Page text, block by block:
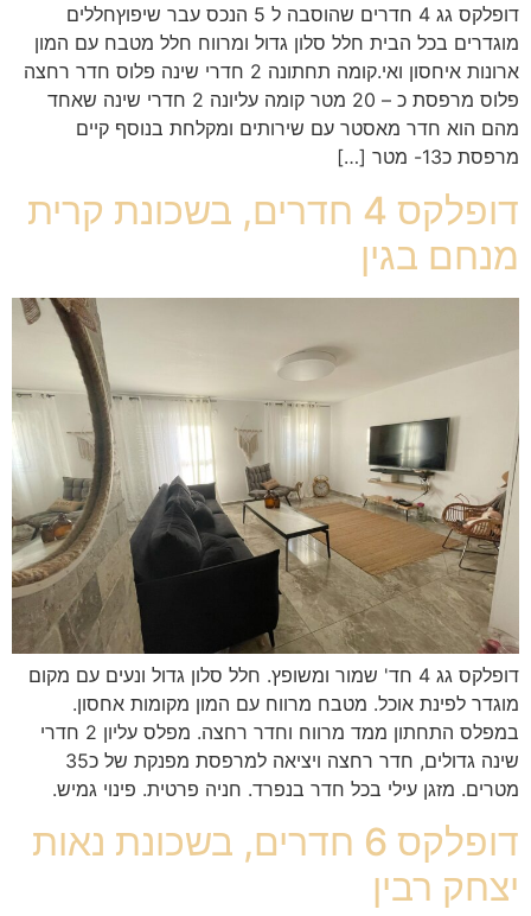
דופלקס גג 4 חדרים שהוסבה ל 5 הנכס עבר שיפוץחללים
מוגדרים בכל הבית חלל סלון גדול ומרווח חלל מטבח עם המון
ארונות איחסון ואי.קומה תחתונה 2 חדרי שינה פלוס חדר רחצה
פלוס מרפסת כ – 20 מטר קומה עליונה 2 חדרי שינה שאחד
מהם הוא חדר מאסטר עם שירותים ומקלחת בנוסף קיים
מרפסת כ13- מטר […]
דופלקס 4 חדרים, בשכונת קרית
מנחם בגין
דופלקס גג 4 חד' שמור ומשופץ. חלל סלון גדול ונעים עם מקום
מוגדר לפינת אוכל. מטבח מרווח עם המון מקומות אחסון.
במפלס התחתון ממד מרווח וחדר רחצה. מפלס עליון 2 חדרי
שינה גדולים, חדר רחצה ויציאה למרפסת מפנקת של כ35
מטרים. מזגן עילי בכל חדר בנפרד. חניה פרטית. פינוי גמיש.
דופלקס 6 חדרים, בשכונת נאות
יצחק רבין